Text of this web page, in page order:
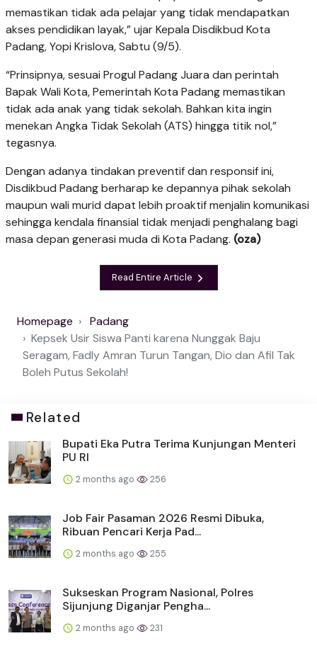
memastikan tidak ada pelajar yang tidak mendapatkan
akses pendidikan layak,” ujar Kepala Disdikbud Kota
Padang, Yopi Krislova, Sabtu (9/5).
“Prinsipnya, sesuai Progul Padang Juara dan perintah
Bapak Wali Kota, Pemerintah Kota Padang memastikan
tidak ada anak yang tidak sekolah. Bahkan kita ingin
menekan Angka Tidak Sekolah (ATS) hingga titik nol,”
tegasnya.
Dengan adanya tindakan preventif dan responsif ini,
Disdikbud Padang berharap ke depannya pihak sekolah
maupun wali murid dapat lebih proaktif menjalin komunikasi
se­hingga kendala finansial tidak menjadi penghalang bagi
masa depan generasi muda di Kota Padang. (oza)
Read Entire Article
Homepage
Padang
Kepsek Usir Siswa Panti karena Nunggak Baju
Seragam, Fadly Amran Turun Tangan, Dio dan Afil Tak
Boleh Putus Sekolah!
Related
Bupati Eka Putra Terima Kunjungan Menteri
PU RI
2 months ago 256
Job Fair Pasaman 2026 Resmi Dibuka,
Ribuan Pencari Kerja Pad...
2 months ago 255
Sukseskan Program Nasional, Polres
Sijunjung Diganjar Pengha...
2 months ago 231